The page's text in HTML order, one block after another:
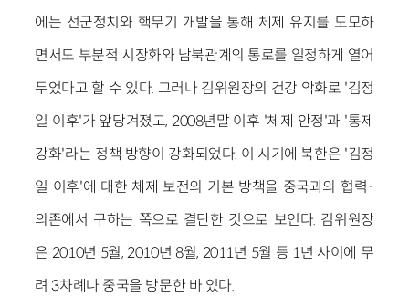
에는 선군정치와 핵무기 개발을 통해 체제 유지를 도모하
면서도 부분적 시장화와 남북관계의 통로를 일정하게 열어
두었다고 할 수 있다. 그러나 김위원장의 건강 악화로 '김정
일 이후'가 앞당겨졌고, 2008년말 이후 '체제 안정'과 '통제
강화'라는 정책 방향이 강화되었다. 이 시기에 북한은 '김정
일 이후'에 대한 체제 보전의 기본 방책을 중국과의 협력·
의존에서 구하는 쪽으로 결단한 것으로 보인다. 김위원장
은 2010년 5월, 2010년 8월, 2011년 5월 등 1년 사이에 무
려 3차례나 중국을 방문한 바 있다.